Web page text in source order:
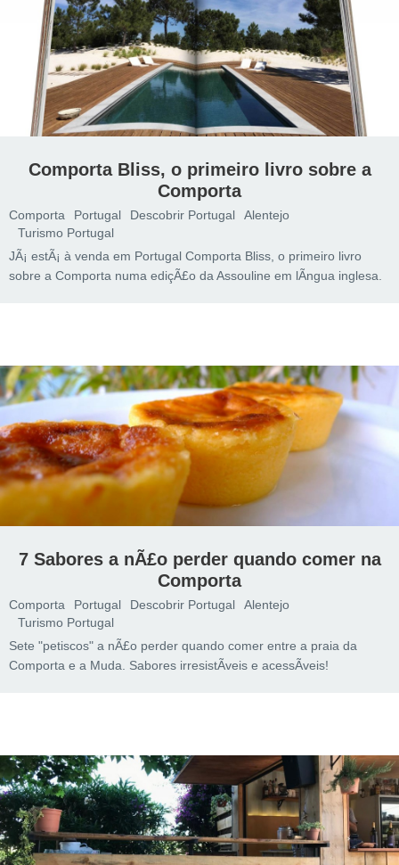
Comporta Bliss, o primeiro livro sobre a
Comporta
Comporta Portugal Descobrir Portugal
Alentejo
Turismo Portugal
JÃ¡ estÃ¡ à venda em Portugal Comporta Bliss, o primeiro livro
sobre a Comporta numa ediçÃ£o da Assouline em lÃ­ngua inglesa.
7 Sabores a nÃ£o perder quando comer na
Comporta
Comporta Portugal Descobrir Portugal
Alentejo
Turismo Portugal
Sete "petiscos" a nÃ£o perder quando comer entre a praia da
Comporta e a Muda. Sabores irresistÃ­veis e acessÃ­veis!